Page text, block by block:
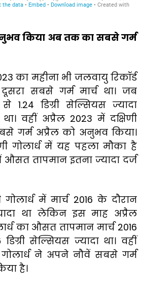
किया अब तक का सबसे गर्म
का महीना भी जलवायु रिकॉर्ड
सबसे गर्म मार्च था। जब
1.24 डिग्री सेल्सियस ज्यादा
वहीं अप्रैल 2023 में दक्षिणी
गर्म अप्रैल को अनुभव किया।
गोलार्ध में यह पहला मौका है
तापमान इतना ज्यादा दर्ज
में मार्च 2016 के दौरान
था लेकिन इस माह अप्रैल
का औसत तापमान मार्च 2016
सेल्सियस ज्यादा था। वहीं
गोलार्ध ने अपने नौवें सबसे गर्म
है।